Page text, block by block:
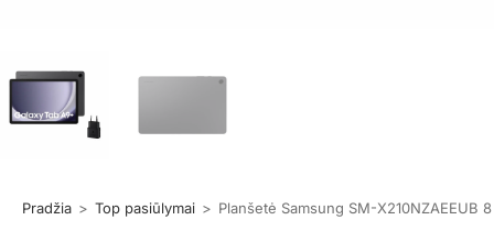
Pradžia > Top pasiūlymai > Planšetė Samsung SM-X210NZAEEUB